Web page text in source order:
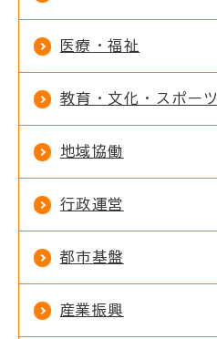
医療・福祉
教育・文化・スポーツ
地域協働
行政運営
都市基盤
産業振興